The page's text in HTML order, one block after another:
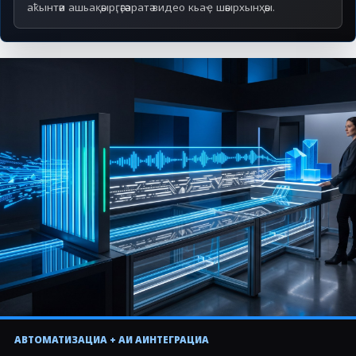
аҟынтәи ашьақәырӷәӷәаратә видео кьаҿ шәырхынҳәы.
▶
CRM адҵа аиԥылара, атранскрипциа, АИ ахәаԥшра,
АВТОМАТИЗАЦИА + АИ АИНТЕГРАЦИА